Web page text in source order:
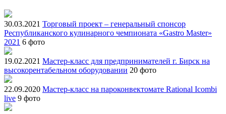
30.03.2021 Торговый проект – генеральный спонсор
Республиканского кулинарного чемпионата «Gastro Master»
2021 6 фото
19.02.2021 Мастер-класс для предпринимателей г. Бирск на
высокорентабельном оборудовании 20 фото
22.09.2020 Мастер-класс на пароконвектомате Rational Icombi
live 9 фото